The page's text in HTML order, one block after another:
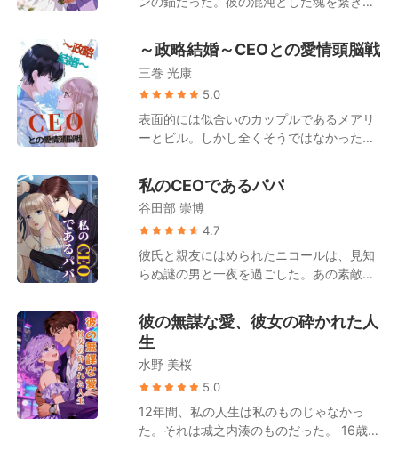
灰となっていた。 私は静かにスカーフを首
出た。 「大変申し訳ございません。全ては
わたくしの不徳の致すところでございま
す」 彼らが望む完璧な謝罪を演じきり、こ
の狂った家族を一つ残らず破滅させるため
の反撃が、今ここから始まる。
の上に膝をつかせ、膝が血に染まるまで許
さなかった。 彼女は私に、パーティーでの
暴行の罪をなすりつけた。 彼は私を逮捕さ
れた。 そして、私が漏らしたわけでもない
セックスビデオのことで彼を罰するため、
ビルのクレーンから、地上数百メートルの
高さに両親を吊るし上げ、その光景を私に
たく勝ち誇ったような声が響いた。 「もう
反省したか、紗良？謝る気になったか？」
彼が話している最中、ロープが、切れた。
いほどの静けさが、私を包んだ。 口の中に
血の味が広がる。彼が最後まで知ることの
なかった、私の病気の症状だ。 電話の向こ
うで、彼が笑う。 残酷で、醜い笑い声。
「そんなに辛いなら、その屋上から飛び降
りればいい。お似合いの結末だ」 「わかっ
た」 と、私は囁いた。 そして、私はビル
にかけている時、キリアンは命を救うため
のお金を、愛人に渡した。数億円もする猫
の保護施設を建てるために。 弟が死んだ
後、彼は事故で血を流す私を置き去りにし
て、その女を助けに行った。 そして最後の
裏切り。離婚を申請しようとした時、私た
れないように、自分自身のものを何も持て
ないように、偽りの世界を築き上げてい
た。 だから私は、何年も前に一度だけ断っ
計画を始めた。
～政略結婚～CEOとの愛情頭脳戦
三巻 光康
5.0
表面的には似合いのカップルであるメアリ
ーとビル。しかし全くそうではなかった。
婚の契約を結んだのだ。そしてある日、劇
的なことが起こった。 誰が最初に一線を越
えたのか、誰が最初にこの愛情頭脳戦を始
めたのか、誰にもわからないが、それがす
でに始まった！
私のCEOであるパパ
谷田部 崇博
4.7
彼氏と親友にはめられたニコールは、見知
らぬ謎の男と一夜を過ごした。あの素敵な
と、自分のしたことに罪悪感を感じずには
いられなかった。しかし隣に横たわってい
る男の顔を見たとたん、すべての罪悪感が
消えた。 「本当に…格好いい人だわ」彼女
の罪悪感はすぐに恥ずかしさに変わった。
そこで、その男に金を残され、そして立ち
去った。 目が覚めたその男、カーは驚い
た。「あの女、俺に金を払ったのか？俺を
彼の無謀な愛、彼女の砕かれた人
生
水野 美桜
5.0
12年間、私の人生は私のものじゃなかっ
た。それは城之内湊のものだった。 16歳の